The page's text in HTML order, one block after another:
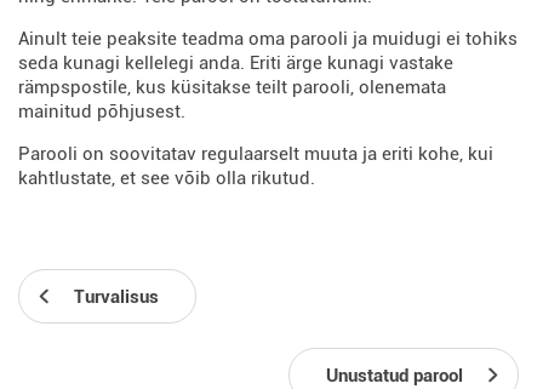
Ainult teie peaksite teadma oma parooli ja muidugi ei tohiks
seda kunagi kellelegi anda. Eriti ärge kunagi vastake
rämpspostile, kus küsitakse teilt parooli, olenemata
mainitud põhjusest.
Parooli on soovitatav regulaarselt muuta ja eriti kohe, kui
kahtlustate, et see võib olla rikutud.
Turvalisus
Unustatud parool